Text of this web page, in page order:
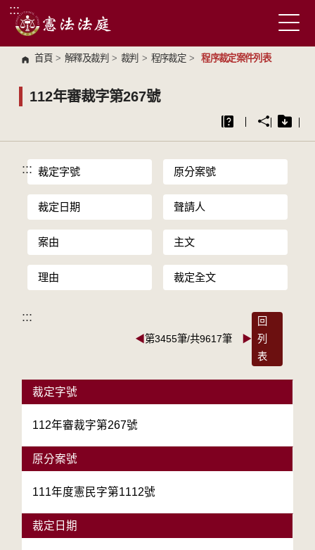
跳到主要內容區塊
:::
首頁 > 解釋及裁判 > 裁判 > 程序裁定 > 程序裁定案件列表
112年審裁字第267號
::: 裁定字號 原分案號
裁定日期 聲請人
案由 主文
理由 裁定全文
:::
◀第3455筆/共9617筆 ▶
回
列
表
裁定字號
112年審裁字第267號
原分案號
111年度憲民字第1112號
裁定日期